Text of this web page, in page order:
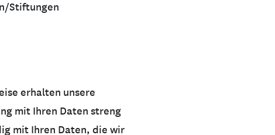
Stiftungen
erhalten unsere
mit Ihren Daten streng
mit Ihren Daten, die wir